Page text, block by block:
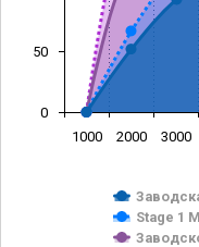
Stage 1
1000 2000 3000
0
50